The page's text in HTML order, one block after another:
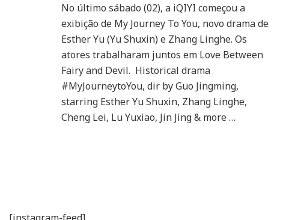
Yu
e
Zhang
estrelam
To
No último sábado (02), a iQIYI começou a
exibição de My Journey To You, novo drama de
Esther Yu (Yu Shuxin) e Zhang Linghe. Os
atores trabalharam juntos em Love Between
Fairy and Devil. Historical drama
#MyJourneytoYou, dir by Guo Jingming,
starring Esther Yu Shuxin, Zhang Linghe,
Cheng Lei, Lu Yuxiao, Jin Jing & more …